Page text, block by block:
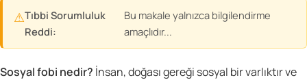
⚠Tıbbi Sorumluluk
Reddi:
Bu makale yalnızca bilgilendirme
amaçlıdır...
Sosyal fobi nedir? İnsan, doğası gereği sosyal bir varlıktır ve